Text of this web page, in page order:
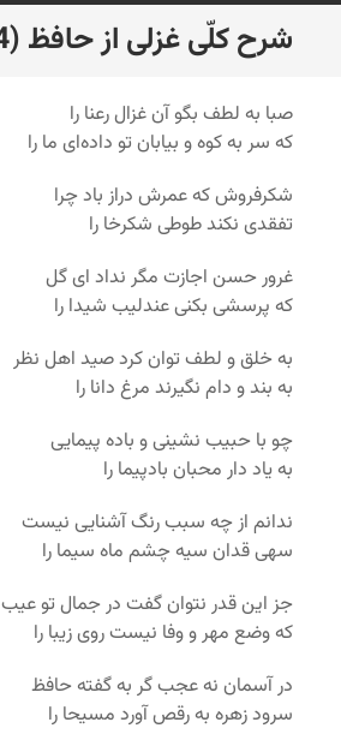
رفتن
به
شرح کلّی غزلی از حافظ (4)
صبا به لطف بگو آن غزال رعنا را
که سر به کوه و بیابان تو داده‌ای ما را
شکرفروش که عمرش دراز باد چرا
تفقدی نکند طوطی شکرخا را
غرور حسن اجازت مگر نداد ای گل
که پرسشی بکنی عندلیب شیدا را
به خلق و لطف توان کرد صید اهل نظر
به بند و دام نگیرند مرغ دانا را
چو با حبیب نشینی و باده پیمایی
به یاد دار محبان بادپیما را
ندانم از چه سبب رنگ آشنایی نیست
سهی قدان سیه چشم ماه سیما را
جز این قدر نتوان گفت در جمال تو عیب
که وضع مهر و وفا نیست روی زیبا را
در آسمان نه عجب گر به گفته حافظ
سرود زهره به رقص آورد مسیحا را